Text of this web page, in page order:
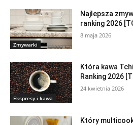
Zmywarki
Najlepsza
ranking 2026
8 maja 2026
Ekspresy i kawa
Która kawa
Ranking 2026
24 kwietnia 2026
Który